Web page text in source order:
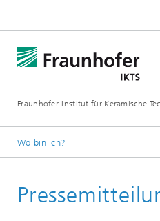
Fraunhofer-Institut für Keramische
Wo bin ich?